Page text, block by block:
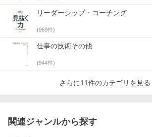
リーダーシップ・コーチング
(969件)
仕事の技術その他
(944件)
さらに11件のカテゴリを見る
関連ジャンルから探す